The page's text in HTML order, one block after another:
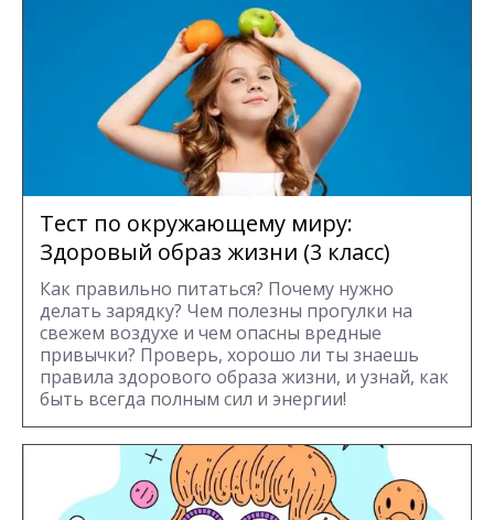
Тест по окружающему миру:
Здоровый образ жизни (3 класс)
Как правильно питаться? Почему нужно
делать зарядку? Чем полезны прогулки на
свежем воздухе и чем опасны вредные
привычки? Проверь, хорошо ли ты знаешь
правила здорового образа жизни, и узнай, как
быть всегда полным сил и энергии!